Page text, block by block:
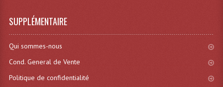
SUPPLÉMENTAIRE
Qui sommes-nous
Cond. General de Vente
Politique de confidentialité